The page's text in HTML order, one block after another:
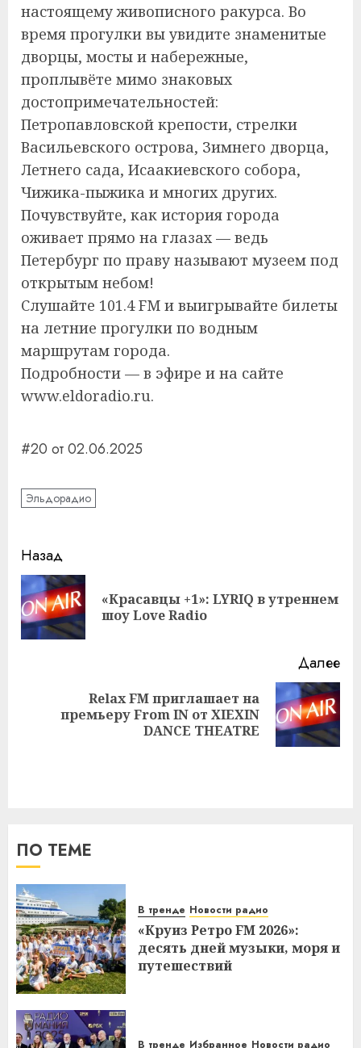
настоящему живописного ракурса. Во
время прогулки вы увидите знаменитые
дворцы, мосты и набережные,
проплывёте мимо знаковых
достопримечательностей:
Петропавловской крепости, стрелки
Васильевского острова, Зимнего дворца,
Летнего сада, Исаакиевского собора,
Чижика-пыжика и многих других.
Почувствуйте, как история города
оживает прямо на глазах — ведь
Петербург по праву называют музеем под
открытым небом!
Слушайте 101.4 FM и выигрывайте билеты
на летние прогулки по водным
маршрутам города.
Подробности — в эфире и на сайте
www.eldoradio.ru.
#20 от 02.06.2025
Эльдорадио
Навигация
записи
Назад
«Красавцы +1»: LYRIQ в утреннем
шоу Love Radio
Далее
Следующая
Relax FM приглашает на
премьеру From IN от XIEXIN
DANCE THEATRE
ПО ТЕМЕ
В тренде Новости радио
«Круиз Ретро FM 2026»:
десять дней музыки, моря и
путешествий
В тренде Избранное Новости радио